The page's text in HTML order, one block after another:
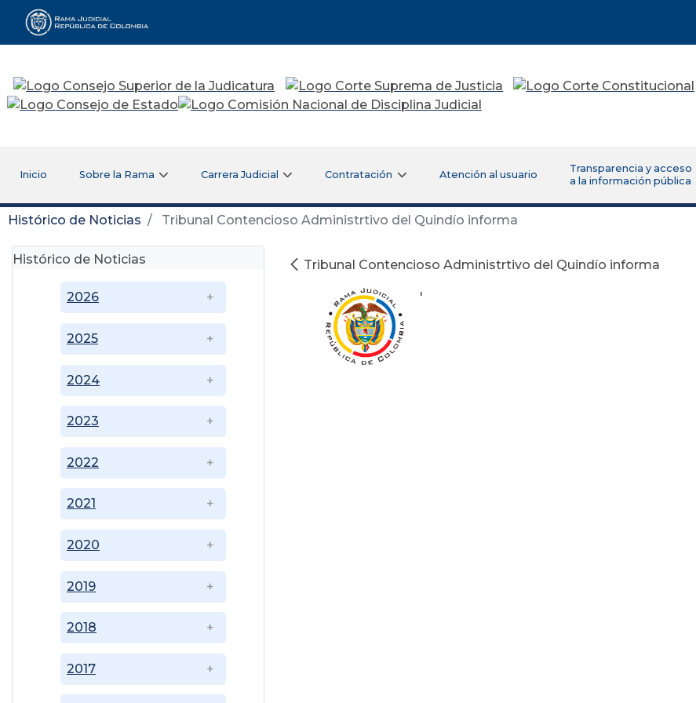
Rama Judicial
Inicio Sobre la Rama Carrera Judicial Contratación Atención al usuario
Transparencia y acceso
a la información pública
Histórico de Noticias Tribunal Contencioso Administrtivo del Quindío informa
Histórico de Noticias
2017
2018
2019
2020
2021
2022
2023
2024
2025
2026
Tribunal Contencioso Administrtivo del Quindío informa
'